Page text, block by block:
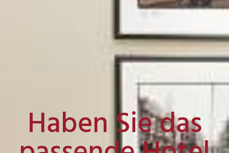
Haben Sie das